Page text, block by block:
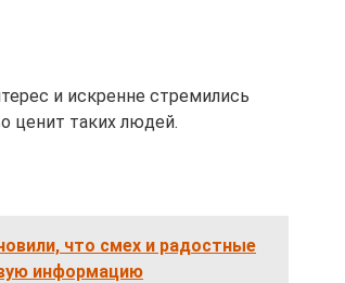
и искренне стремились
ценит таких людей.
что смех и радостные
информацию